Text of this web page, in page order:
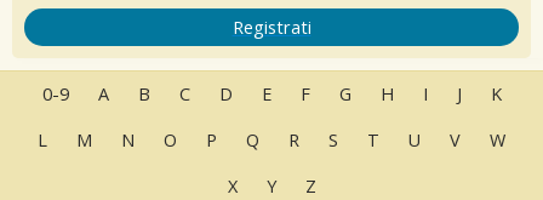
Registrati
0-9 A B C D E F G H I J
K
L
M N O P Q R S T U V
W
X
Y Z